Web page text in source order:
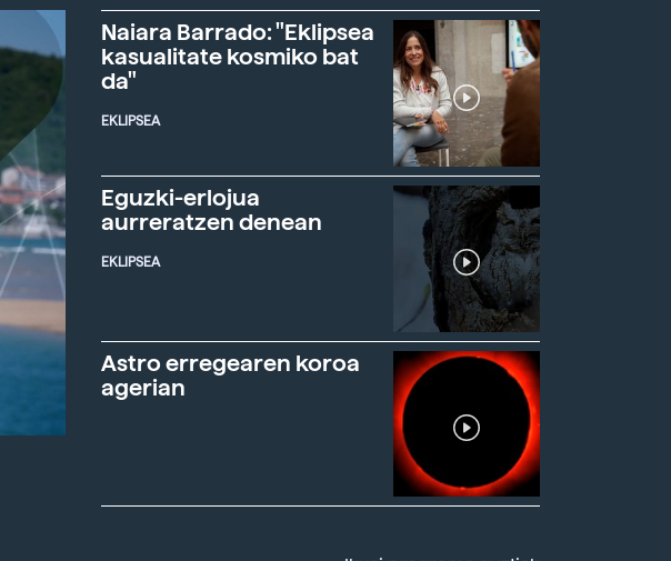
Naiara Barrado: "Eklipsea
kasualitate kosmiko bat
da"
EKLIPSEA
Eguzki-erlojua
aurreratzen denean
EKLIPSEA
Astro erregearen koroa
agerian